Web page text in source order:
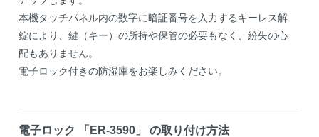
本機タッチパネル内の数字に暗証番号を入力するキーレス解
錠により、鍵（キー）の所持や保管の必要もなく、紛失の心
配もありません。
電子ロック付きの防湿庫をお楽しみください。
電子ロック 「ER-3590」 の取り付け方法